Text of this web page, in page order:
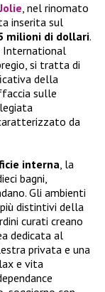
, nel rinomato
inserita sul
milioni di dollari.
International
si tratta di
della
sulle
da
interna, la
bagni,
Gli ambienti
distintivi della
curati creano
dedicata al
privata e una
e vita